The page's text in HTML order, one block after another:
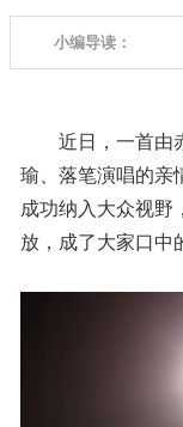
小编导读：
近日，一首由
瑜、落笔演唱的亲
成功纳入大众视野
放，成了大家口中